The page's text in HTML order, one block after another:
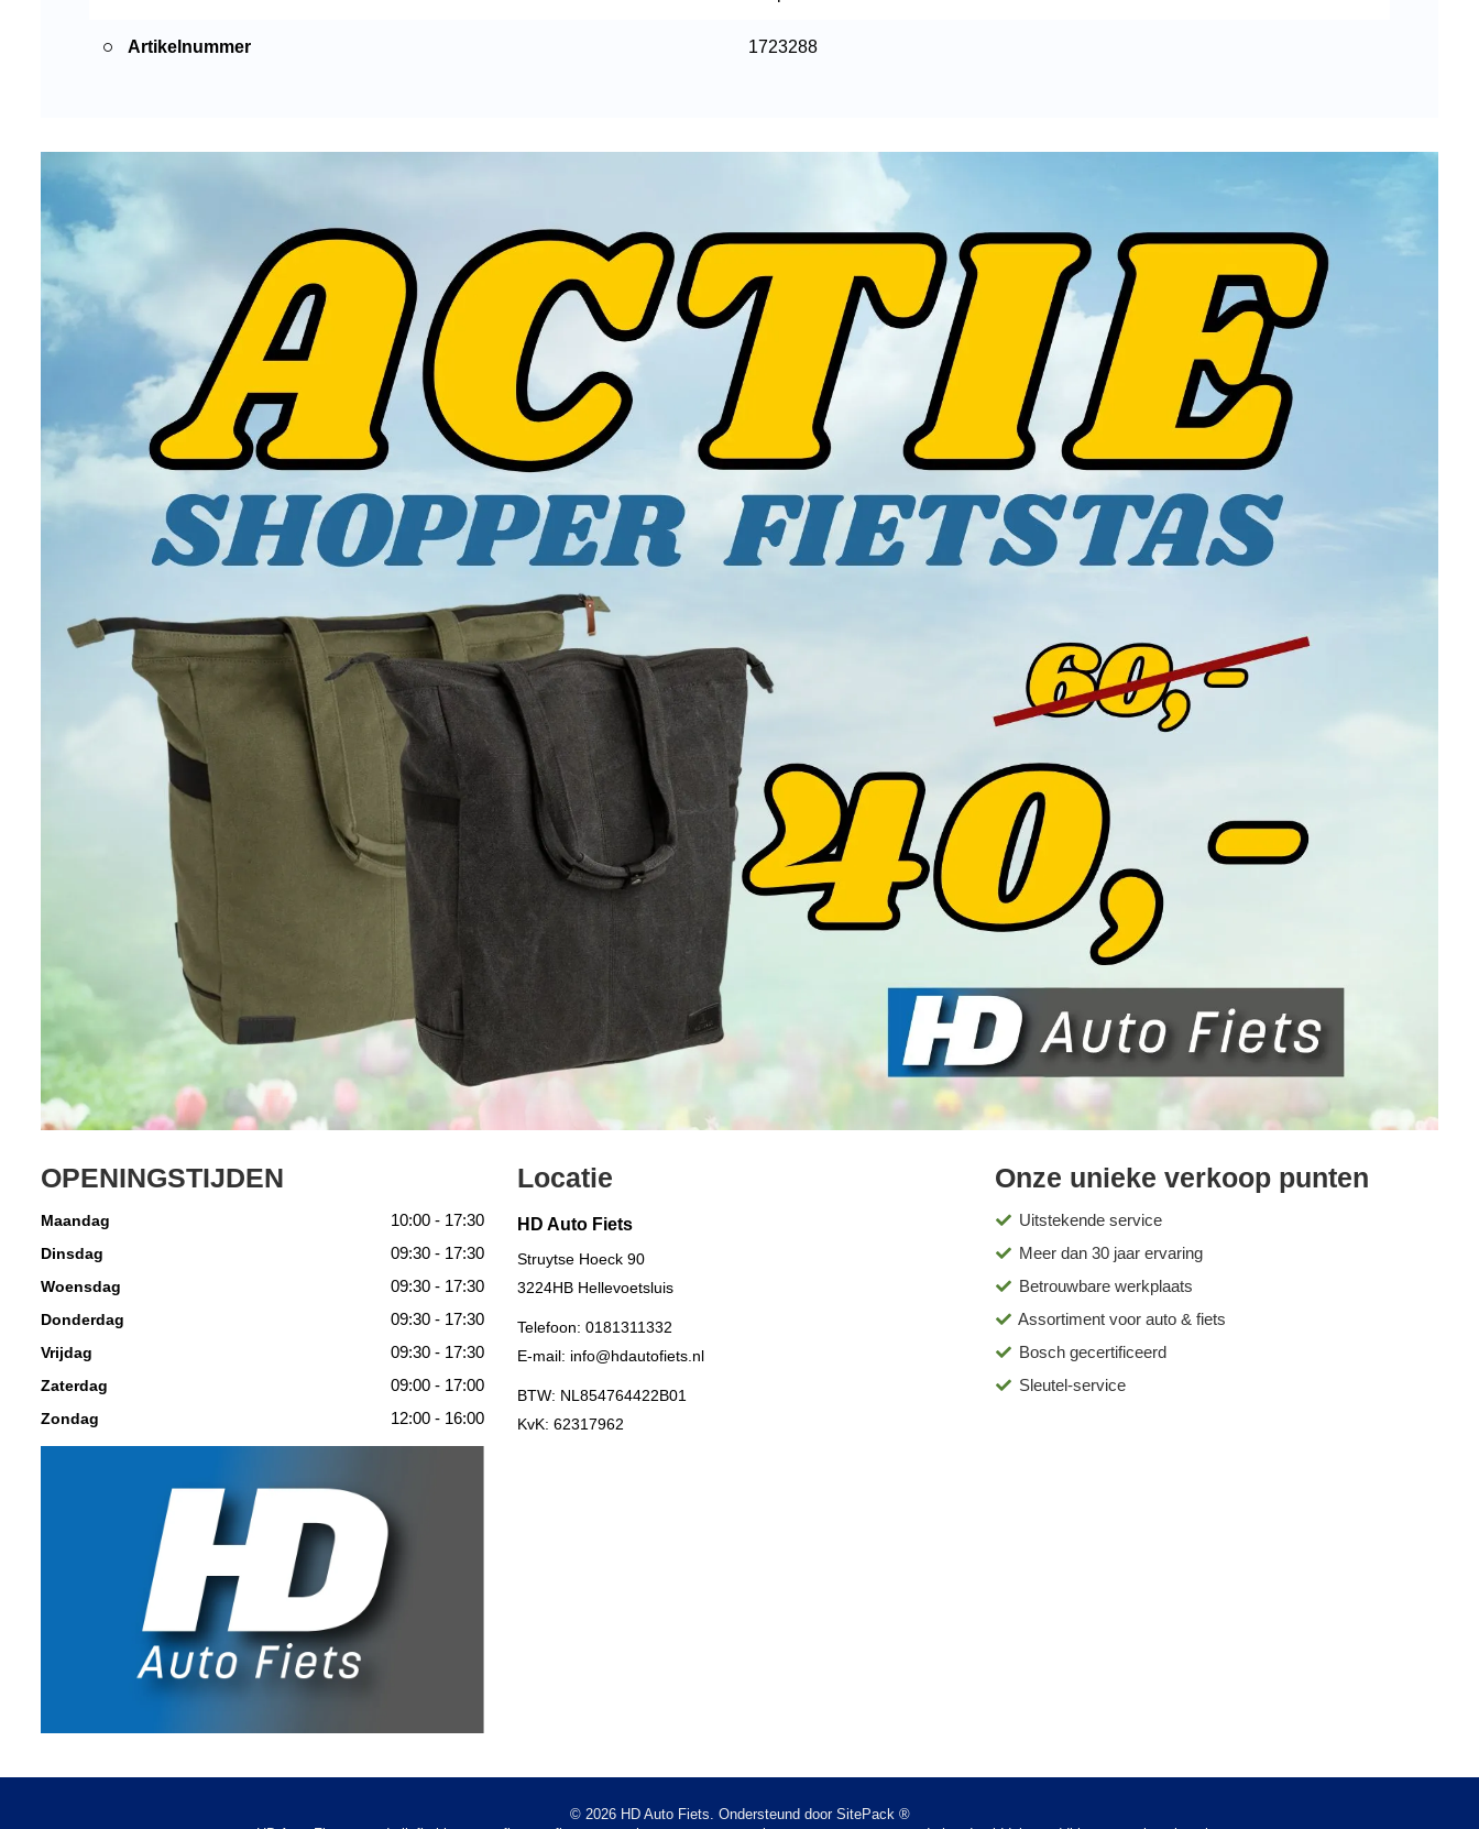
Artikelnummer 1723288
OPENINGSTIJDEN
Maandag 10:00 - 17:30
Dinsdag 09:30 - 17:30
Woensdag 09:30 - 17:30
Donderdag 09:30 - 17:30
Vrijdag 09:30 - 17:30
Zaterdag 09:00 - 17:00
Zondag 12:00 - 16:00
Locatie
HD Auto Fiets
Struytse Hoeck 90
3224HB Hellevoetsluis
Telefoon:0181311332
E-mail: info@hdautofiets.nl
BTW: NL854764422B01
KvK: 62317962
Onze unieke verkoop punten
Uitstekende service
Meer dan 30 jaar ervaring
Betrouwbare werkplaats
Assortiment voor auto & fiets
Bosch gecertificeerd
Sleutel-service
© 2026 HD Auto Fiets. Ondersteund door SitePack ®